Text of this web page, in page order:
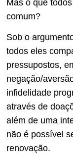
Mas o que
comum?
Sob o
todos eles
pressupostos,
negação/
infidelidade
através de
além de uma
não é possível
renovação.